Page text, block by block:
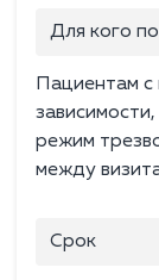
Для кого
Пациентам с
режим
между
Срок